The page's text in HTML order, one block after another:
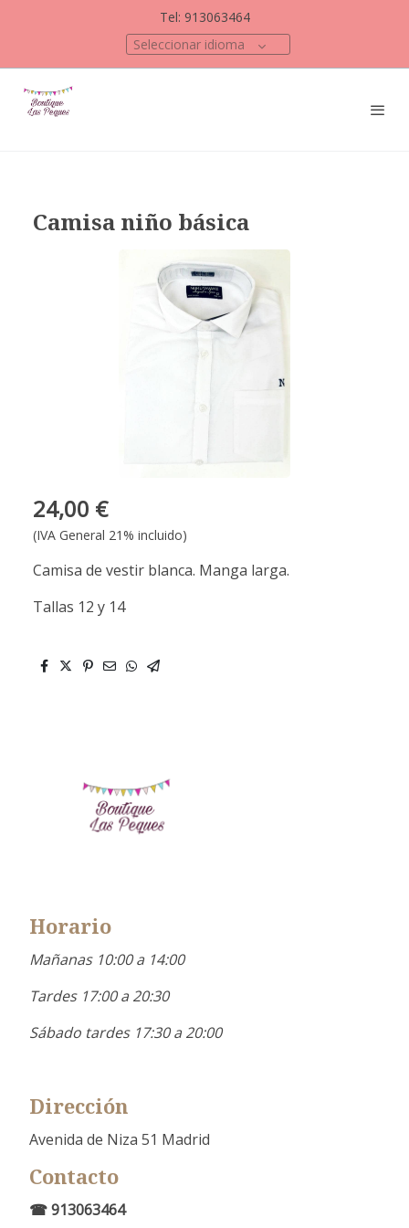
Tel: 913063464
Seleccionar idioma
Camisa niño básica
24,00 €
(IVA General 21% incluido)
Camisa de vestir blanca. Manga larga.
Tallas 12 y 14
Horario
Mañanas 10:00 a 14:00
Tardes 17:00 a 20:30
Sábado tardes 17:30 a 20:00
Dirección
Avenida de Niza 51 Madrid
Contacto
☎ 913063464